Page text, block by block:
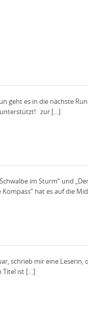
geht es in die nächste
unterstützt! zur […]
im Sturm“ und
hat es auf die
schrieb mir eine
Titel ist […]